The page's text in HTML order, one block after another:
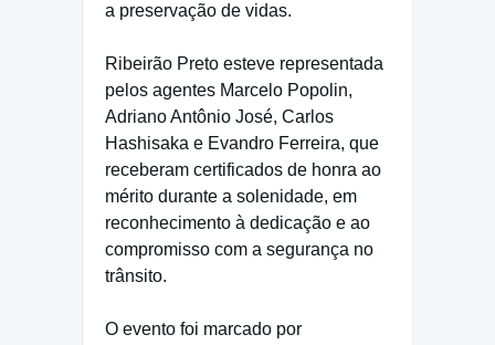
a preservação de vidas.
Ribeirão Preto esteve representada
pelos agentes Marcelo Popolin,
Adriano Antônio José, Carlos
Hashisaka e Evandro Ferreira, que
receberam certificados de honra ao
mérito durante a solenidade, em
reconhecimento à dedicação e ao
compromisso com a segurança no
trânsito.
O evento foi marcado por